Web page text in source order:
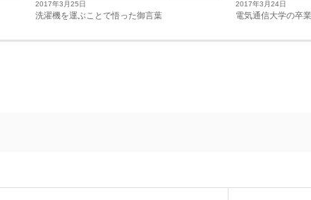
2017年3月25日
洗濯機を運ぶことで悟った御言葉
2017年3月24日
電気通信大学の卒